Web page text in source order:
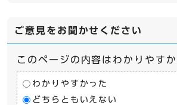
ご意見をお聞かせください
このページの内容はわかりやす
わかりやすかった
どちらともいえない